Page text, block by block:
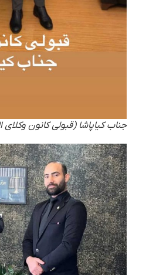
جناب کیاپاشا (قبولی کانون وکلای البرز)